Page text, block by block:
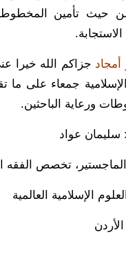
حيث تأمين المخطوطة
جزاكم الله خيرا
الإسلامية جمعاء على
ورعاية الباحثين.
سليمان عواد
تخصص الفقه
الإسلامية العالمية